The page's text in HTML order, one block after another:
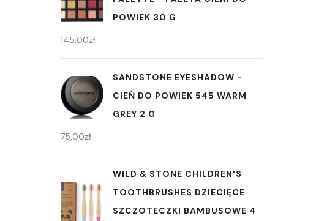
POWIEK 30 G
145,00zł
SANDSTONE EYESHADOW -
CIEŃ DO POWIEK 545 WARM
GREY 2 G
75,00zł
WILD & STONE CHILDREN'S
TOOTHBRUSHES DZIECIĘCE
SZCZOTECZKI BAMBUSOWE 4